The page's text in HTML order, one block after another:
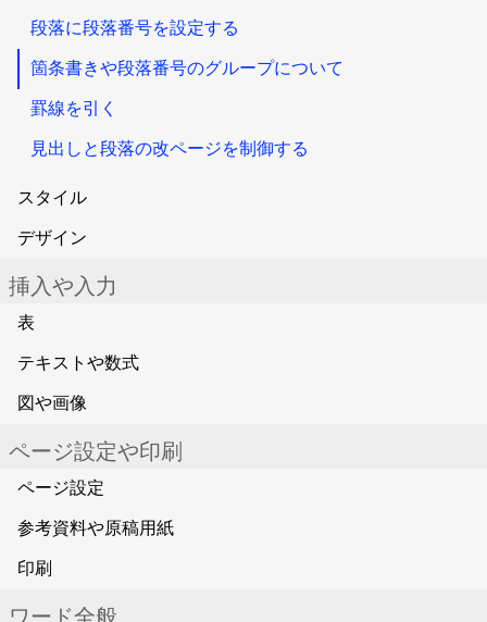
段落に段落番号を設定する
箇条書きや段落番号のグループについて
罫線を引く
見出しと段落の改ページを制御する
スタイル
デザイン
挿入や入力
表
テキストや数式
図や画像
ページ設定や印刷
ページ設定
参考資料や原稿用紙
印刷